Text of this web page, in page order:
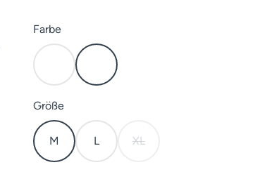
Farbeauswählen
Open CountrySubalpine
Größeauswählen
M L XL
(Diese Option ist zurzeit nicht